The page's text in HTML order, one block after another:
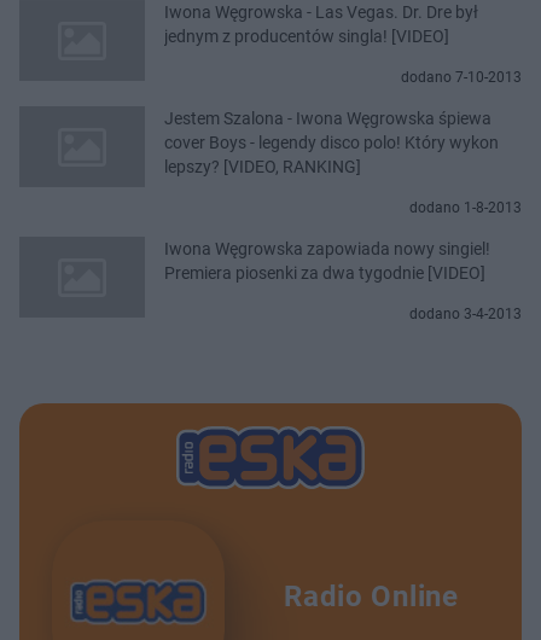
Iwona Węgrowska - Las Vegas. Dr. Dre był
jednym z producentów singla! [VIDEO]
dodano 7-10-2013
Jestem Szalona - Iwona Węgrowska śpiewa
cover Boys - legendy disco polo! Który wykon
lepszy? [VIDEO, RANKING]
dodano 1-8-2013
Iwona Węgrowska zapowiada nowy singiel!
Premiera piosenki za dwa tygodnie [VIDEO]
dodano 3-4-2013
Radio Online